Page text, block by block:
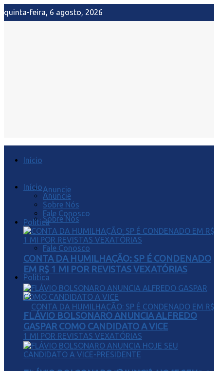
quinta-feira, 6 agosto, 2026
Início
Anuncie
Sobre Nós
Fale Conosco
Política
Início
Anuncie
Sobre Nós
Fale Conosco
Política
CONTA DA HUMILHAÇÃO: SP É CONDENADO
EM R$ 1 MI POR REVISTAS VEXATÓRIAS
FLÁVIO BOLSONARO ANUNCIA ALFREDO
GASPAR COMO CANDIDATO A VICE